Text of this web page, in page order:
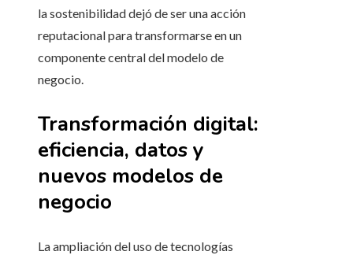
la sostenibilidad dejó de ser una acción
reputacional para transformarse en un
componente central del modelo de
negocio.
Transformación digital:
eficiencia, datos y
nuevos modelos de
negocio
La ampliación del uso de tecnologías